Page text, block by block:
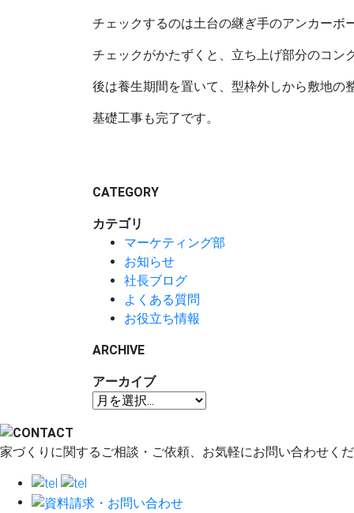
チェックするのは土台の継ぎ手のアンカーボ
チェックがかたずくと、立ち上げ部分のコン
後は養生期間を置いて、型枠外しから敷地の
基礎工事も完了です。
CATEGORY
カテゴリ
マーケティング部
お知らせ
社長ブログ
よくある質問
お役立ち情報
ARCHIVE
アーカイブ
家づくりに関するご相談・ご依頼、お気軽にお問い合わせく